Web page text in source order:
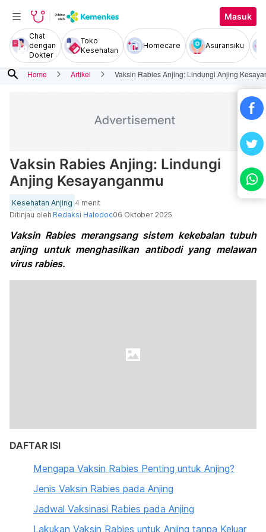
Masuk
Chat
dengan
Dokter
Toko
Kesehatan
Homecare Asuransiku
search Home Artikel Vaksin Rabies Anjing: Lindungi Anjing
Vaksin Rabies Anjing: Lindungi
Anjing Kesayanganmu
Kesehatan Anjing 4 menit
Ditinjau oleh Redaksi Halodoc06 Oktober 2025
Vaksin Rabies merangsang sistem kekebalan tubuh
anjing untuk menghasilkan antibodi yang melawan
virus rabies.
DAFTAR ISI
Mengapa Vaksin Rabies Penting untuk Anjing?
Jenis Vaksin Rabies pada Anjing
Jadwal Vaksinasi Rabies pada Anjing
Lakukan Vaksin Rabies untuk Anjing tanpa Keluar